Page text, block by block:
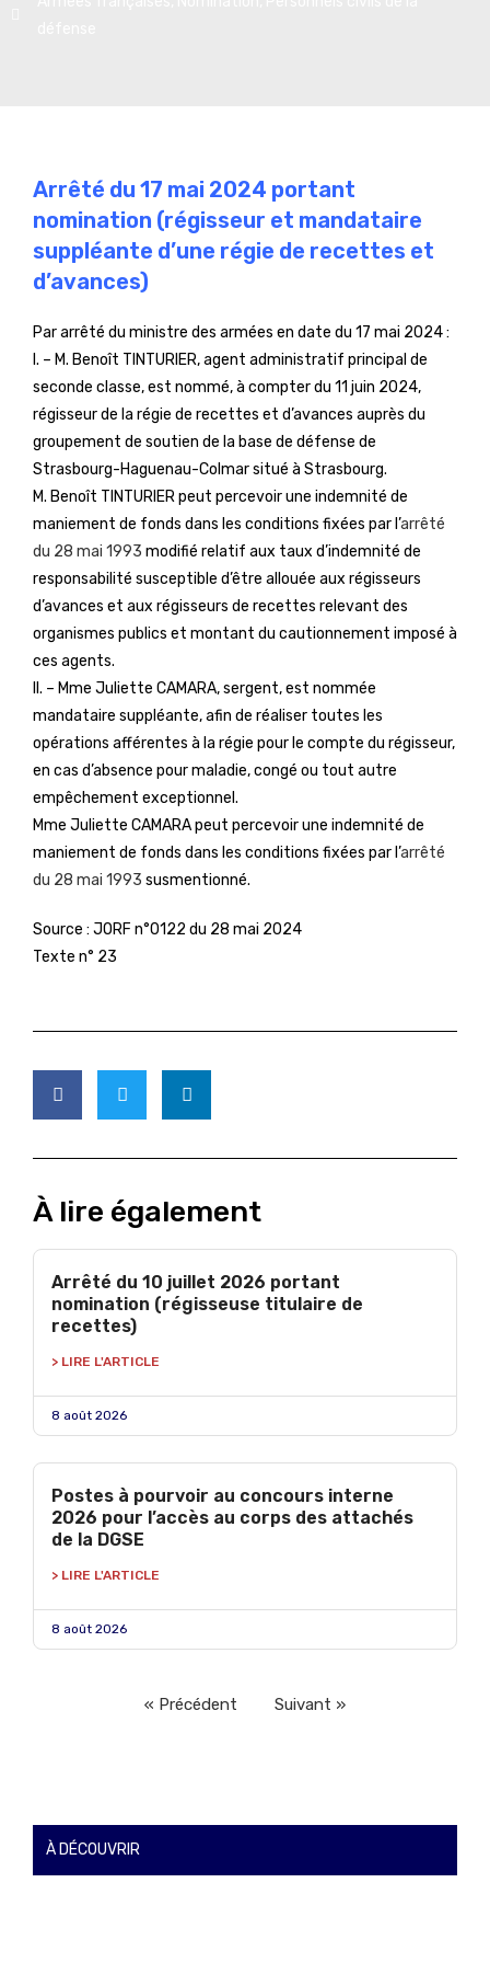
Arrêté du 17 mai 2024 portant
nomination (régisseur et mandataire
suppléante d’une régie de recettes et
d’avances)
Par arrêté du ministre des armées en date du 17 mai 2024 :
I. – M. Benoît TINTURIER, agent administratif principal de
seconde classe, est nommé, à compter du 11 juin 2024,
régisseur de la régie de recettes et d’avances auprès du
groupement de soutien de la base de défense de
Strasbourg-Haguenau-Colmar situé à Strasbourg.
M. Benoît TINTURIER peut percevoir une indemnité de
maniement de fonds dans les conditions fixées par l’arrêté
du 28 mai 1993 modifié relatif aux taux d’indemnité de
responsabilité susceptible d’être allouée aux régisseurs
d’avances et aux régisseurs de recettes relevant des
organismes publics et montant du cautionnement imposé à
ces agents.
II. – Mme Juliette CAMARA, sergent, est nommée
mandataire suppléante, afin de réaliser toutes les
opérations afférentes à la régie pour le compte du régisseur,
en cas d’absence pour maladie, congé ou tout autre
empêchement exceptionnel.
Mme Juliette CAMARA peut percevoir une indemnité de
maniement de fonds dans les conditions fixées par l’arrêté
du 28 mai 1993 susmentionné.
Source : JORF n°0122 du 28 mai 2024
Texte n° 23
À lire également
Arrêté du 10 juillet 2026 portant
nomination (régisseuse titulaire de
recettes)
> LIRE L'ARTICLE
8 août 2026
Postes à pourvoir au concours interne
2026 pour l’accès au corps des attachés
de la DGSE
> LIRE L'ARTICLE
8 août 2026
« Précédent Suivant »
À DÉCOUVRIR